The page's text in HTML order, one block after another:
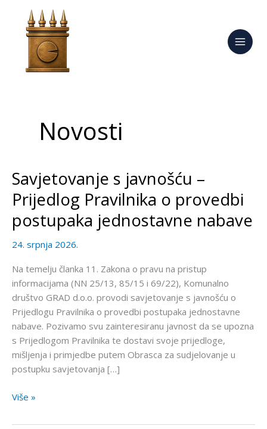
content
Novosti
Savjetovanje s javnošću –
Prijedlog Pravilnika o provedbi
postupaka jednostavne nabave
24. srpnja 2026.
Na temelju članka 11. Zakona o pravu na pristup
informacijama (NN 25/13, 85/15 i 69/22), Komunalno
društvo GRAD d.o.o. provodi savjetovanje s javnošću o
Prijedlogu Pravilnika o provedbi postupaka jednostavne
nabave. Pozivamo svu zainteresiranu javnost da se upozna
s Prijedlogom Pravilnika te dostavi svoje prijedloge,
mišljenja i primjedbe putem Obrasca za sudjelovanje u
postupku savjetovanja […]
Savjetovanje
s
javnošću
–
Prijedlog
Pravilnika
provedbi
postupaka
jednostavne
nabave
Više »